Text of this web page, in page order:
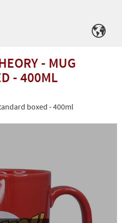
- MUG
- 400ML
boxed - 400ml